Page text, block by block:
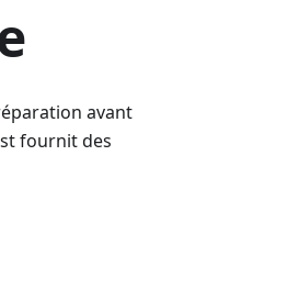
avant
fournit des